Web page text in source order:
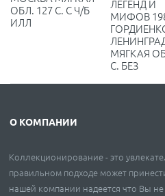
ОБЛ. 127 С. С Ч/Б
ИЛЛ
ЛЕГЕНД И
МИФОВ
МЯГКАЯ
С. БЕЗ
О КОМПАНИИ
Коллекционирование - это
правильном подходе может
нашей компании надеется что Вы